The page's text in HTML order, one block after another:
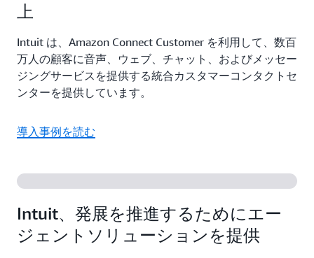
上
Intuit は、Amazon Connect Customer を利用して、数百
万人の顧客に音声、ウェブ、チャット、およびメッセー
ジングサービスを提供する統合カスタマーコンタクトセ
ンターを提供しています。
導入事例を読む
Intuit、発展を推進するためにエー
ジェントソリューションを提供